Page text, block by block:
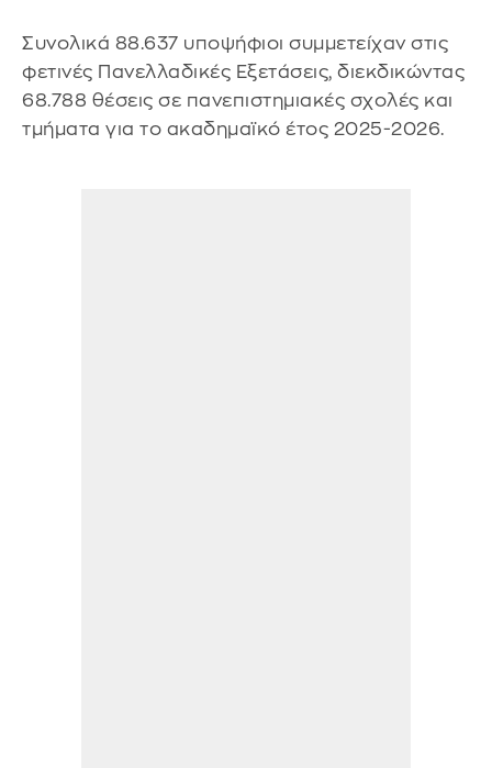
Συνολικά 88.637 υποψήφιοι συμμετείχαν στις
φετινές Πανελλαδικές Εξετάσεις, διεκδικώντας
68.788 θέσεις σε πανεπιστημιακές σχολές και
τμήματα για το ακαδημαϊκό έτος 2025-2026.